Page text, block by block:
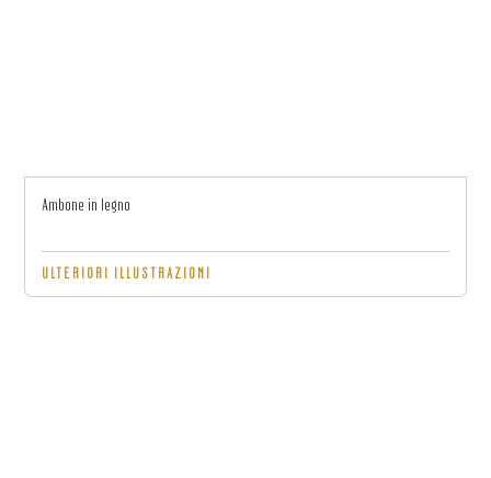
Ambone in legno
ULTERIORI ILLUSTRAZIONI